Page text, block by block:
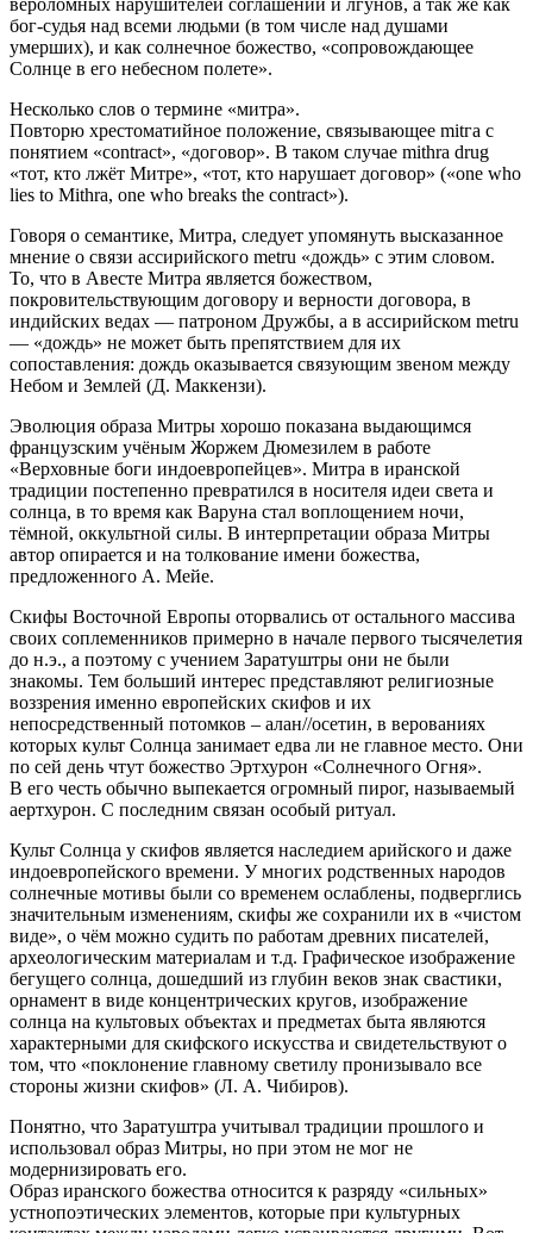
бог-судья над всеми людьми (в том числе над душами
умерших), и как солнечное божество, «сопровождающее
Солнце в его небесном полете».
Несколько слов о термине «митра».
Повторю хрестоматийное положение, связывающее mitга с
понятием «contract», «договор». В таком случае mithra drug
«тот, кто лжёт Митре», «тот, кто нарушает договор» («one who
lies to Mithra, one who breaks the contract»).
Говоря о семантике, Митра, следует упомянуть высказанное
мнение о связи ассирийского metru «дождь» с этим словом.
То, что в Авесте Митра является божеством,
покровительствующим договору и верности договора, в
индийских ведах — патроном Дружбы, а в ассирийском metru
— «дождь» не может быть препятствием для их
сопоставления: дождь оказывается связующим звеном между
Небом и Землей (Д. Маккензи).
Эволюция образа Митры хорошо показана выдающимся
французским учёным Жоржем Дюмезилем в работе
«Верховные боги индоевропейцев». Митра в иранской
традиции постепенно превратился в носителя идеи света и
солнца, в то время как Варуна стал воплощением ночи,
тёмной, оккультной силы. В интерпретации образа Митры
автор опирается и на толкование имени божества,
предложенного А. Мейе.
Скифы Восточной Европы оторвались от остального массива
своих соплеменников примерно в начале первого тысячелетия
до н.э., а поэтому с учением Заратуштры они не были
знакомы. Тем больший интерес представляют религиозные
воззрения именно европейских скифов и их
непосредственный потомков – алан//осетин, в верованиях
которых культ Солнца занимает едва ли не главное место. Они
по сей день чтут божество Эртхурон «Солнечного Огня».
В его честь обычно выпекается огромный пирог, называемый
аертхурон. С последним связан особый ритуал.
Культ Солнца у скифов является наследием арийского и даже
индоевропейского времени. У многих родственных народов
солнечные мотивы были со временем ослаблены, подверглись
значительным изменениям, скифы же сохранили их в «чистом
виде», о чём можно судить по работам древних писателей,
археологическим материалам и т.д. Графическое изображение
бегущего солнца, дошедший из глубин веков знак свастики,
орнамент в виде концентрических кругов, изображение
солнца на культовых объектах и предметах быта являются
характерными для скифского искусства и свидетельствуют о
том, что «поклонение главному светилу пронизывало все
стороны жизни скифов» (Л. А. Чибиров).
Понятно, что Заратуштра учитывал традиции прошлого и
использовал образ Митры, но при этом не мог не
модернизировать его.
Образ иранского божества относится к разряду «сильных»
устнопоэтических элементов, которые при культурных